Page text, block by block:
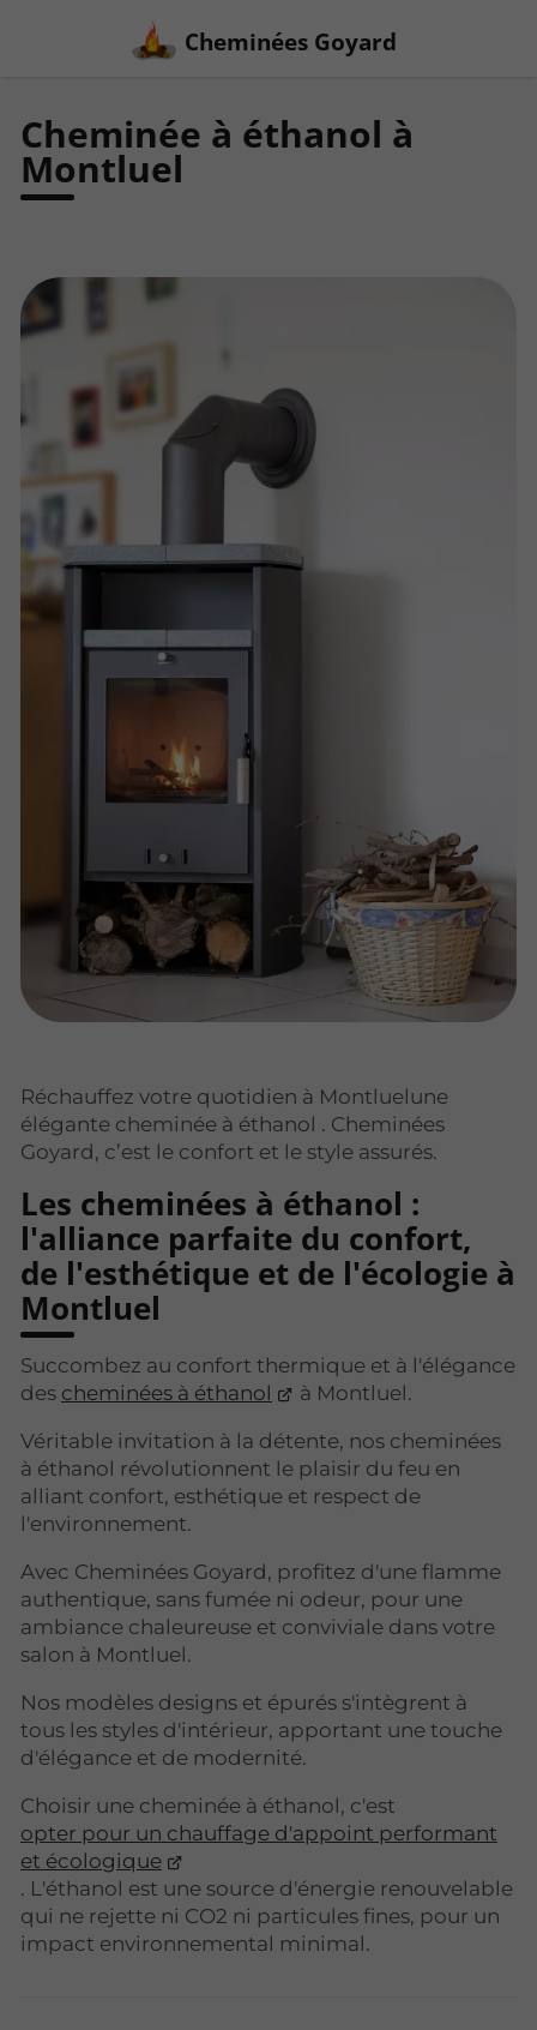
Cheminées Goyard
Cheminée à éthanol à
Montluel
Réchauffez votre quotidien à Montluelune
élégante cheminée à éthanol . Cheminées
Goyard, c’est le confort et le style assurés.
Les cheminées à éthanol :
l'alliance parfaite du confort,
de l'esthétique et de l'écologie à
Montluel
Succombez au confort thermique et à l'élégance
des cheminées à éthanol
à Montluel.
Véritable invitation à la détente, nos cheminées
à éthanol révolutionnent le plaisir du feu en
alliant confort, esthétique et respect de
l'environnement.
Avec Cheminées Goyard, profitez d'une flamme
authentique, sans fumée ni odeur, pour une
ambiance chaleureuse et conviviale dans votre
salon à Montluel.
Nos modèles designs et épurés s'intègrent à
tous les styles d'intérieur, apportant une touche
d'élégance et de modernité.
Choisir une cheminée à éthanol, c'est
opter pour un chauffage d'appoint performant
et écologique
. L'éthanol est une source d'énergie renouvelable
qui ne rejette ni CO2 ni particules fines, pour un
impact environnemental minimal.